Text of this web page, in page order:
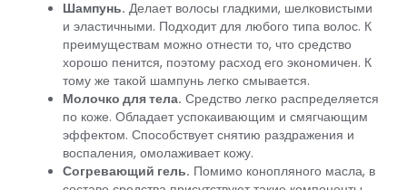
Шампунь. Делает волосы гладкими, шелковистыми
и эластичными. Подходит для любого типа волос. К
преимуществам можно отнести то, что средство
хорошо пенится, поэтому расход его экономичен. К
тому же такой шампунь легко смывается.
Молочко для тела. Средство легко распределяется
по коже. Обладает успокаивающим и смягчающим
эффектом. Способствует снятию раздражения и
воспаления, омолаживает кожу.
Согревающий гель. Помимо конопляного масла, в